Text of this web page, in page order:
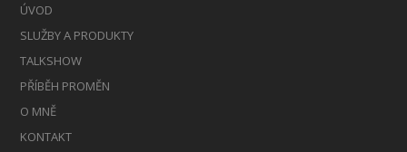
ÚVOD
SLUŽBY A PRODUKTY
TALKSHOW
PŘÍBĚH PROMĚN
O MNĚ
KONTAKT